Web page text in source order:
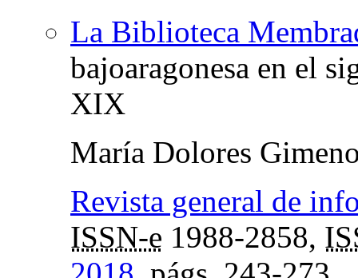
La Biblioteca
bajoaragonesa en el
XIX
María Dolores
Revista general de
ISSN-e 1988-2858,